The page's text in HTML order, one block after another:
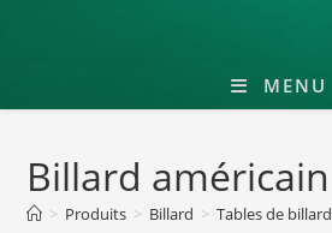
MENU
Billard américain
> Produits > Billard > Tables de billard